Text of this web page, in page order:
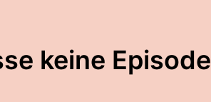
keine Episode